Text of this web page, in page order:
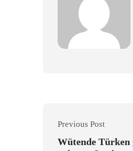
Previous Post
Wütende Türken